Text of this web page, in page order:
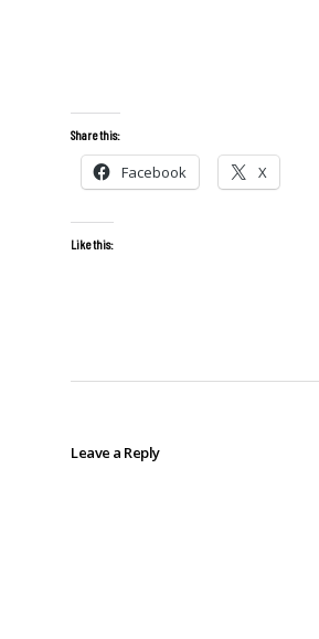
Share this:
Facebook X
Like this:
Leave a Reply